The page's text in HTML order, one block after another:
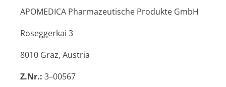
APOMEDICA Pharmazeutische Produkte GmbH
Roseggerkai 3
8010 Graz, Austria
Z.Nr.: 3–00567